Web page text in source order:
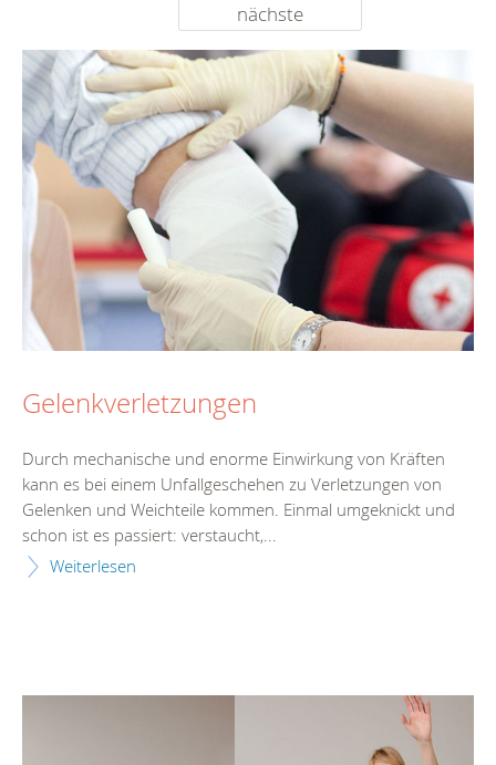
nächste
Gelenkverletzungen
Durch mechanische und enorme Einwirkung von Kräften
kann es bei einem Unfallgeschehen zu Verletzungen von
Gelenken und Weichteile kommen. Einmal umgeknickt und
schon ist es passiert: verstaucht,...
Weiterlesen